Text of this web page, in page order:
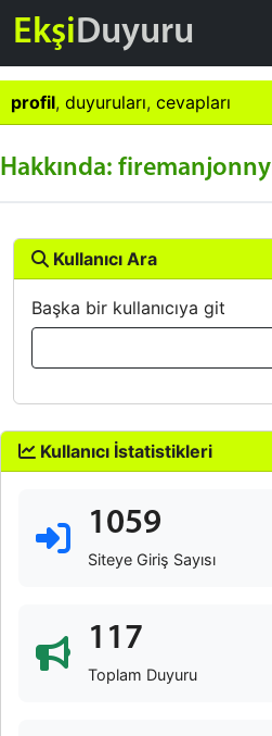
EkşiDuyuru
profil, duyuruları, cevapları
Hakkında: firemanjonny
Kullanıcı Ara
Başka bir kullanıcıya git
Kullanıcı İstatistikleri
1059
Siteye Giriş Sayısı
117
Toplam Duyuru